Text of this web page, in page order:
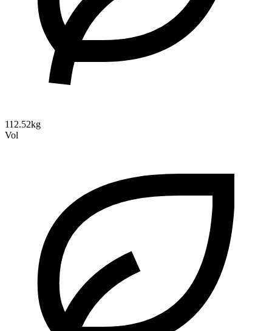
112.52kg
Vol